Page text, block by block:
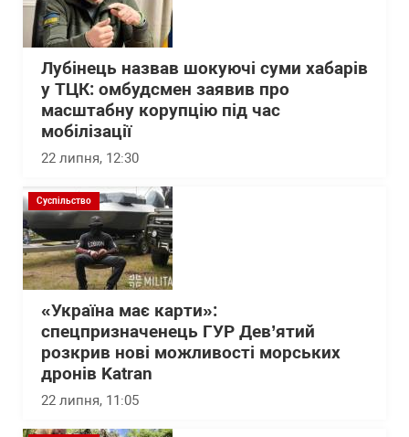
Лубінець назвав шокуючі суми хабарів
у ТЦК: омбудсмен заявив про
масштабну корупцію під час
мобілізації
22 липня, 12:30
Суспільство
«Україна має карти»:
спецпризначенець ГУР Дев’ятий
розкрив нові можливості морських
дронів Katran
22 липня, 11:05